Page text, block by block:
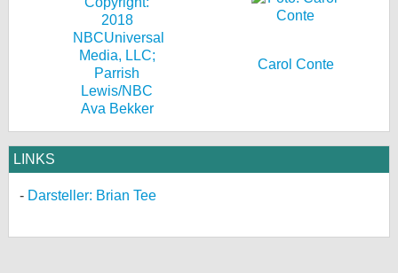
Ava Bekker
Carol Conte
LINKS
Darsteller: Brian Tee